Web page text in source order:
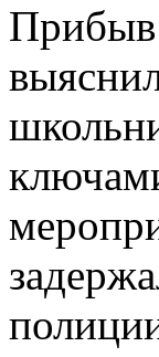
Прибыв